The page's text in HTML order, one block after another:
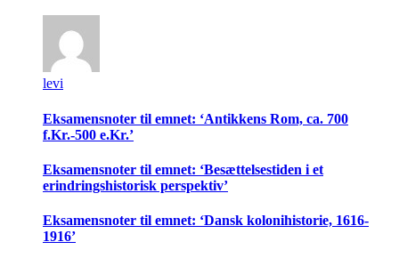
levi
Eksamensnoter til emnet: ‘Antikkens Rom, ca. 700
f.Kr.-500 e.Kr.’
Eksamensnoter til emnet: ‘Besættelsestiden i et
erindringshistorisk perspektiv’
Eksamensnoter til emnet: ‘Dansk kolonihistorie, 1616-
1916’